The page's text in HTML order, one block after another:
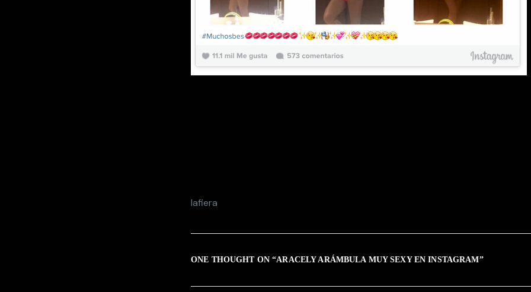
lafiera
ONE THOUGHT ON “ARACELY ARÁMBULA MUY SEXY EN INSTAGRAM”